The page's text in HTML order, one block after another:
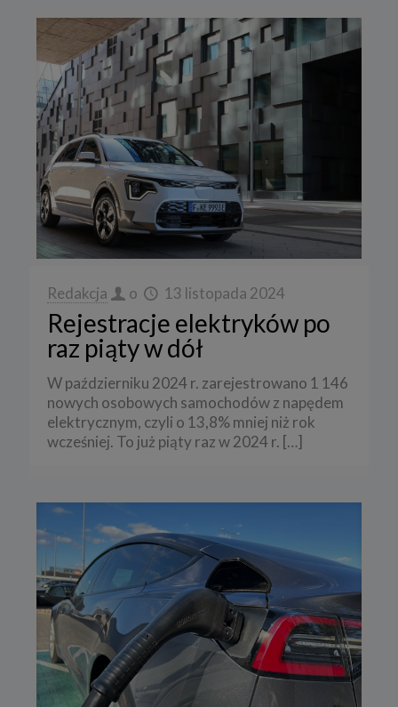
Redakcja o 13 listopada 2024
Rejestracje elektryków po
raz piąty w dół
W październiku 2024 r. zarejestrowano 1 146
nowych osobowych samochodów z napędem
elektrycznym, czyli o 13,8% mniej niż rok
wcześniej. To już piąty raz w 2024 r. […]